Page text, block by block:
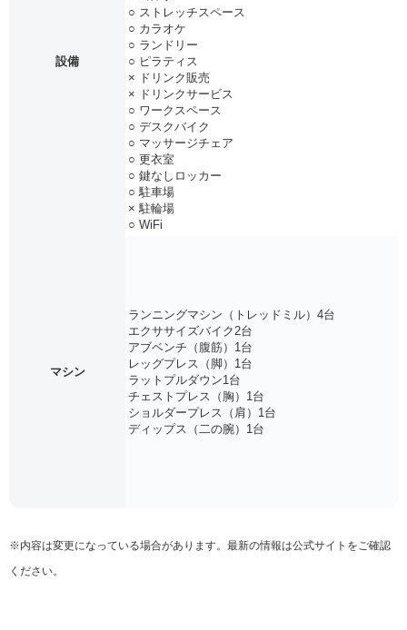
設備
○ ストレッチスペース
○ カラオケ
○ ランドリー
○ ピラティス
× ドリンク販売
× ドリンクサービス
○ ワークスペース
○ デスクバイク
○ マッサージチェア
○ 更衣室
○ 鍵なしロッカー
○ 駐車場
× 駐輪場
○ WiFi
マシン
ランニングマシン（トレッドミル）4台
エクササイズバイク2台
アブベンチ（腹筋）1台
レッグプレス（脚）1台
ラットプルダウン1台
チェストプレス（胸）1台
ショルダープレス（肩）1台
ディップス（二の腕）1台
※内容は変更になっている場合があります。最新の情報は公式サイトをご確認
ください。